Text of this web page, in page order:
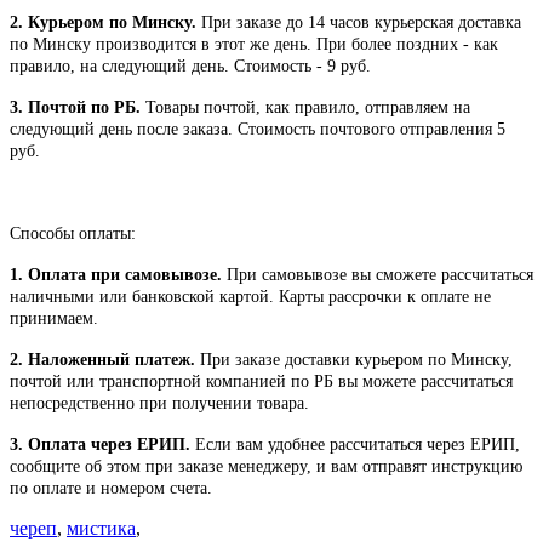
2. Курьером по Минску. При заказе до 14 часов курьерская доставка
по Минску производится в этот же день. При более поздних - как
правило, на следующий день. Стоимость - 9 руб.
3. Почтой по РБ. Товары почтой, как правило, отправляем на
следующий день после заказа. Стоимость почтового отправления 5
руб.
Способы оплаты:
1. Оплата при самовывозе. При самовывозе вы сможете рассчитаться
наличными или банковской картой. Карты рассрочки к оплате не
принимаем.
2. Наложенный платеж. При заказе доставки курьером по Минску,
почтой или транспортной компанией по РБ вы можете рассчитаться
непосредственно при получении товара.
3. Оплата через ЕРИП. Если вам удобнее рассчитаться через ЕРИП,
сообщите об этом при заказе менеджеру, и вам отправят инструкцию
по оплате и номером счета.
череп, мистика,